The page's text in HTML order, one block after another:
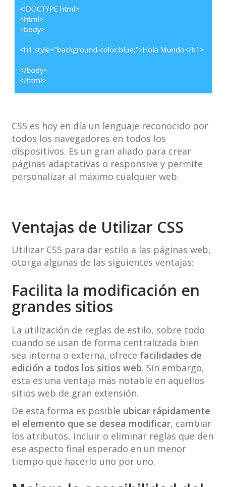
CSS es hoy en día un lenguaje reconocido por
todos los navegadores en todos los
dispositivos. Es un gran aliado para crear
páginas adaptativas o responsive y permite
personalizar al máximo cualquier web.
Ventajas de Utilizar CSS
Utilizar CSS para dar estilo a las páginas web,
otorga algunas de las siguientes ventajas:
Facilita la modificación en
grandes sitios
La utilización de reglas de estilo, sobre todo
cuando se usan de forma centralizada bien
sea interna o externa, ofrece facilidades de
edición a todos los sitios web. Sin embargo,
esta es una ventaja más notable en aquellos
sitios web de gran extensión.
De esta forma es posible ubicar rápidamente
el elemento que se desea modificar, cambiar
los atributos, incluir o eliminar reglas que den
ese aspecto final esperado en un menor
tiempo que hacerlo uno por uno.